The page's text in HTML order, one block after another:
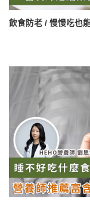
飲食防老 / 慢慢吃也